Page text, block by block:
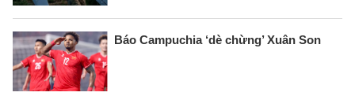
Báo Campuchia ‘dè chừng’ Xuân Son